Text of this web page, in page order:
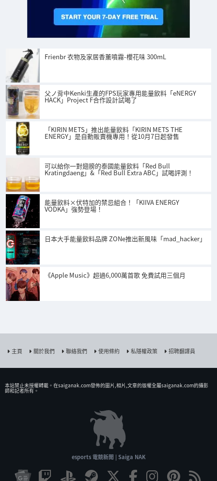
Frienbr 衣物及家居香薰噴霧-櫻花味 300mL
父ノ背中Kenki生產的FPS玩家專用能量飲料「eNERGY
HACK」Project F合作設計試喝了
「KIRIN METS」推出能量飲料「KIRIN METS THE
ENERGY」是自動販賣機專用！從10月7日起發售
可以給你一對翅膀的泰國能量飲料「Red Bull
Kratingdaeng」&「Red Bull Extra ABC」試喝評測！
能量飲料×伏特加的禁忌組合！「KIIVA ENERGY
VODKA」強勢登場！
日本大手能量飲料品牌 ZONe推出新風味「mad_hacker」
《Apple Music》超過6,000萬首歌 免費試用三個月
主頁 關於我們 聯絡我們 使用條約 私隱權政策 招聘翻譯員
本站禁止未授權𨍭載。在saiganak.com發佈的圖片,相片,文章的版權全屬saiganak.com的攝影
師和記者所有。
esports 電競新聞 | Saiga NAK